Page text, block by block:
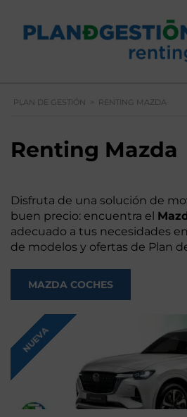
PLAN DE GESTIÓN > RENTING MAZDA
Renting Mazda
Disfruta de una solución de
buen precio: encuentra el
adecuado a tus necesidades
de modelos y ofertas de Plan
MAZDA COCHES
NUEVA